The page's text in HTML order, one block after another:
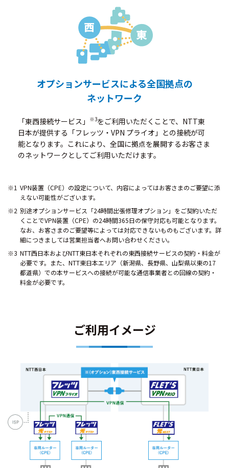
オプションサービスによる全国拠点の
ネットワーク
「東西接続サービス」 ※3をご利用いただくことで、NTT東
日本が提供する「フレッツ・VPN プライオ」との接続が可
能となります。これにより、全国に拠点を展開するお客さま
のネットワークとしてご利用いただけます。
VPN装置（CPE）の設定について、内容によってはお客さまのご要望に添
えない可能性がございます。
別途オプションサービス「24時間出張修理オプション」をご契約いただ
くことでVPN装置（CPE）の24時間365日の保守対応も可能となります。
なお、お客さまのご要望等によっては対応できないものもございます。詳
細につきましては営業担当者へお問い合わせください。
NTT西日本およびNTT東日本それぞれの東西接続サービスの契約・料金が
必要です。また、NTT東日本エリア（新潟県、長野県、山梨県以東の17
都道県）での本サービスへの接続が可能な通信事業者との回線の契約・
料金が必要です。
ご利用イメージ